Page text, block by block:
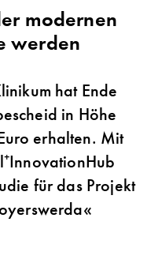
modernen
werden
hat Ende
in Höhe
erhalten. Mit
für das Projekt